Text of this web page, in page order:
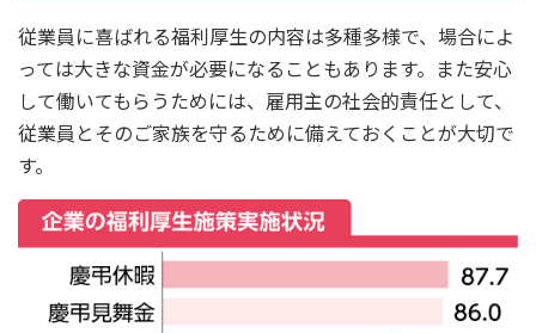
従業員に喜ばれる福利厚生の内容は多種多様で、場合によ
っては大きな資金が必要になることもあります。また安心
して働いてもらうためには、雇用主の社会的責任として、
従業員とそのご家族を守るために備えておくことが大切で
す。